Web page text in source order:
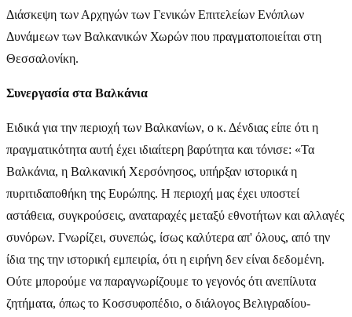
Διάσκεψη των Αρχηγών των Γενικών Επιτελείων Ενόπλων
Δυνάμεων των Βαλκανικών Χωρών που πραγματοποιείται στη
Θεσσαλονίκη.
Συνεργασία στα Βαλκάνια
Ειδικά για την περιοχή των Βαλκανίων, ο κ. Δένδιας είπε ότι η
πραγματικότητα αυτή έχει ιδιαίτερη βαρύτητα και τόνισε: «Τα
Βαλκάνια, η Βαλκανική Χερσόνησος, υπήρξαν ιστορικά η
πυριτιδαποθήκη της Ευρώπης. Η περιοχή μας έχει υποστεί
αστάθεια, συγκρούσεις, αναταραχές μεταξύ εθνοτήτων και αλλαγές
συνόρων. Γνωρίζει, συνεπώς, ίσως καλύτερα απ' όλους, από την
ίδια της την ιστορική εμπειρία, ότι η ειρήνη δεν είναι δεδομένη.
Ούτε μπορούμε να παραγνωρίζουμε το γεγονός ότι ανεπίλυτα
ζητήματα, όπως το Κοσσυφοπέδιο, ο διάλογος Βελιγραδίου-